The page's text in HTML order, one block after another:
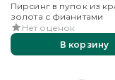
Пирсинг в пупок из
золота с фианитами
Нет оценок
В корзину